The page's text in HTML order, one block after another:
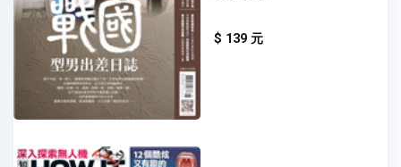
$ 139 元